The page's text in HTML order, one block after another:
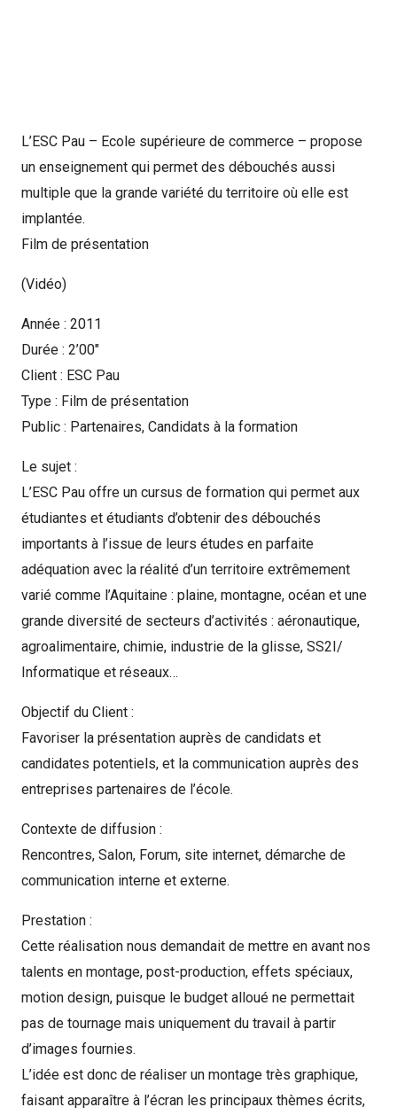
L’ESC Pau – Ecole supérieure de commerce – propose
un enseignement qui permet des débouchés aussi
multiple que la grande variété du territoire où elle est
implantée.
Film de présentation
(Vidéo)
Année : 2011
Durée : 2’00″
Client : ESC Pau
Type : Film de présentation
Public : Partenaires, Candidats à la formation
Le sujet :
L’ESC Pau offre un cursus de formation qui permet aux
étudiantes et étudiants d’obtenir des débouchés
importants à l’issue de leurs études en parfaite
adéquation avec la réalité d’un territoire extrêmement
varié comme l’Aquitaine : plaine, montagne, océan et une
grande diversité de secteurs d’activités : aéronautique,
agroalimentaire, chimie, industrie de la glisse, SS2I/
Informatique et réseaux…
Objectif du Client :
Favoriser la présentation auprès de candidats et
candidates potentiels, et la communication auprès des
entreprises partenaires de l’école.
Contexte de diffusion :
Rencontres, Salon, Forum, site internet, démarche de
communication interne et externe.
Prestation :
Cette réalisation nous demandait de mettre en avant nos
talents en montage, post-production, effets spéciaux,
motion design, puisque le budget alloué ne permettait
pas de tournage mais uniquement du travail à partir
d’images fournies.
L’idée est donc de réaliser un montage très graphique,
faisant apparaître à l’écran les principaux thèmes écrits,